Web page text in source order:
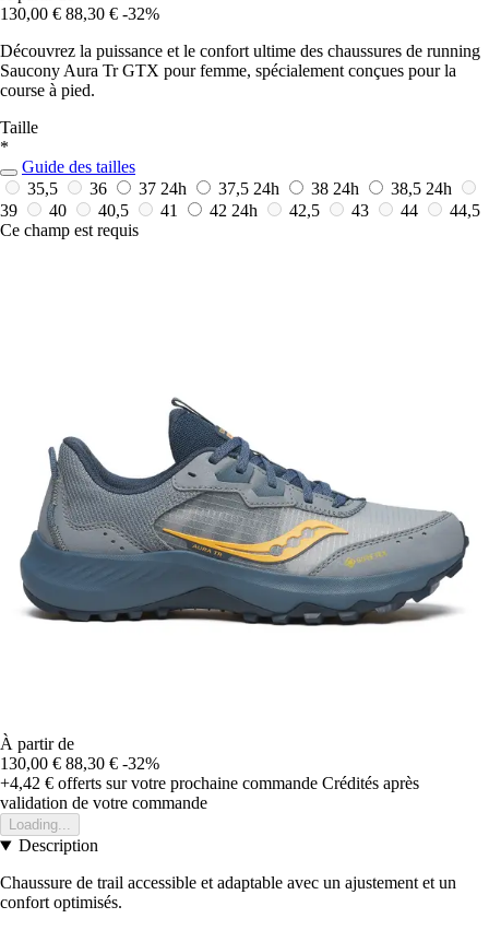
130,00 € 88,30 € -32%
Découvrez la puissance et le confort ultime des chaussures de running
Saucony Aura Tr GTX pour femme, spécialement conçues pour la
course à pied.
Taille
*
Guide des tailles
35,5
36 37 24h 37,5 24h 38 24h 38,5 24h
39
40 40,5 41 42 24h 42,5 43 44
44,5
Ce champ est requis
À partir de
130,00 € 88,30 € -32%
+4,42 € offerts sur votre prochaine commande Crédités après
validation de votre commande
Loading...
Description
Chaussure de trail accessible et adaptable avec un ajustement et un
confort optimisés.